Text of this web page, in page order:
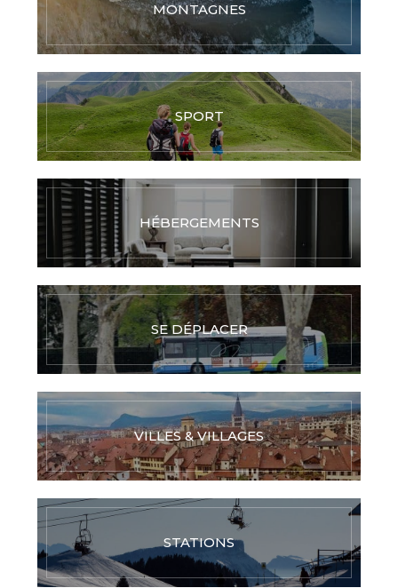
MONTAGNES
SPORT
HÉBERGEMENTS
SE DÉPLACER
VILLES & VILLAGES
STATIONS